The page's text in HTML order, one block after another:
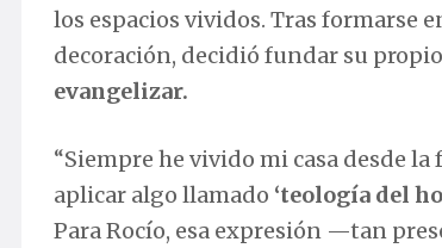
los espacios vividos. Tras formarse
decoración, decidió fundar su
evangelizar.
“Siempre he vivido mi casa desde
aplicar algo llamado ‘teología del
Para Rocío, esa expresión —tan